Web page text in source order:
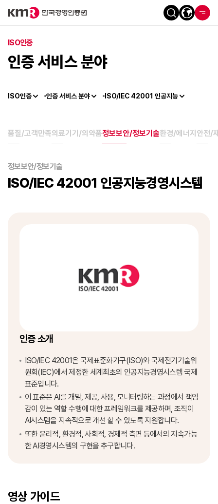
ISO인증
인증 서비스 분야
ISO인증 인증 서비스 분야 ISO/IEC 42001 인공지능
품질/고객만족의료기기/의약품정보보안/정보기술환경/에너지 안전/
정보보안/정보기술
ISO/IEC 42001 인공지능경영시스템
인증 소개
ISO/IEC 42001은 국제표준화기구(ISO)와 국제전기기술위
원회(IEC)에서 제정한 세계최초의 인공지능경영시스템 국제
표준입니다.
이 표준은 AI를 개발, 제공, 사용, 모니터링하는 과정에서 책임
감이 있는 역할 수행에 대한 프레임워크를 제공하며, 조직이
AI시스템을지속적으로개선 할 수 있도록 지원합니다.
또한 윤리적, 환경적, 사회적, 경제적 측면 등에서의 지속가능
한 AI경영시스템의 구현을 추구합니다.
영상 가이드